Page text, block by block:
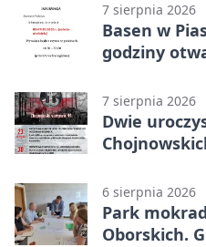
7 sierpnia 2026
Basen w
godziny
7 sierpnia 2026
Dwie
6 sierpnia 2026
Park
Oborskich.